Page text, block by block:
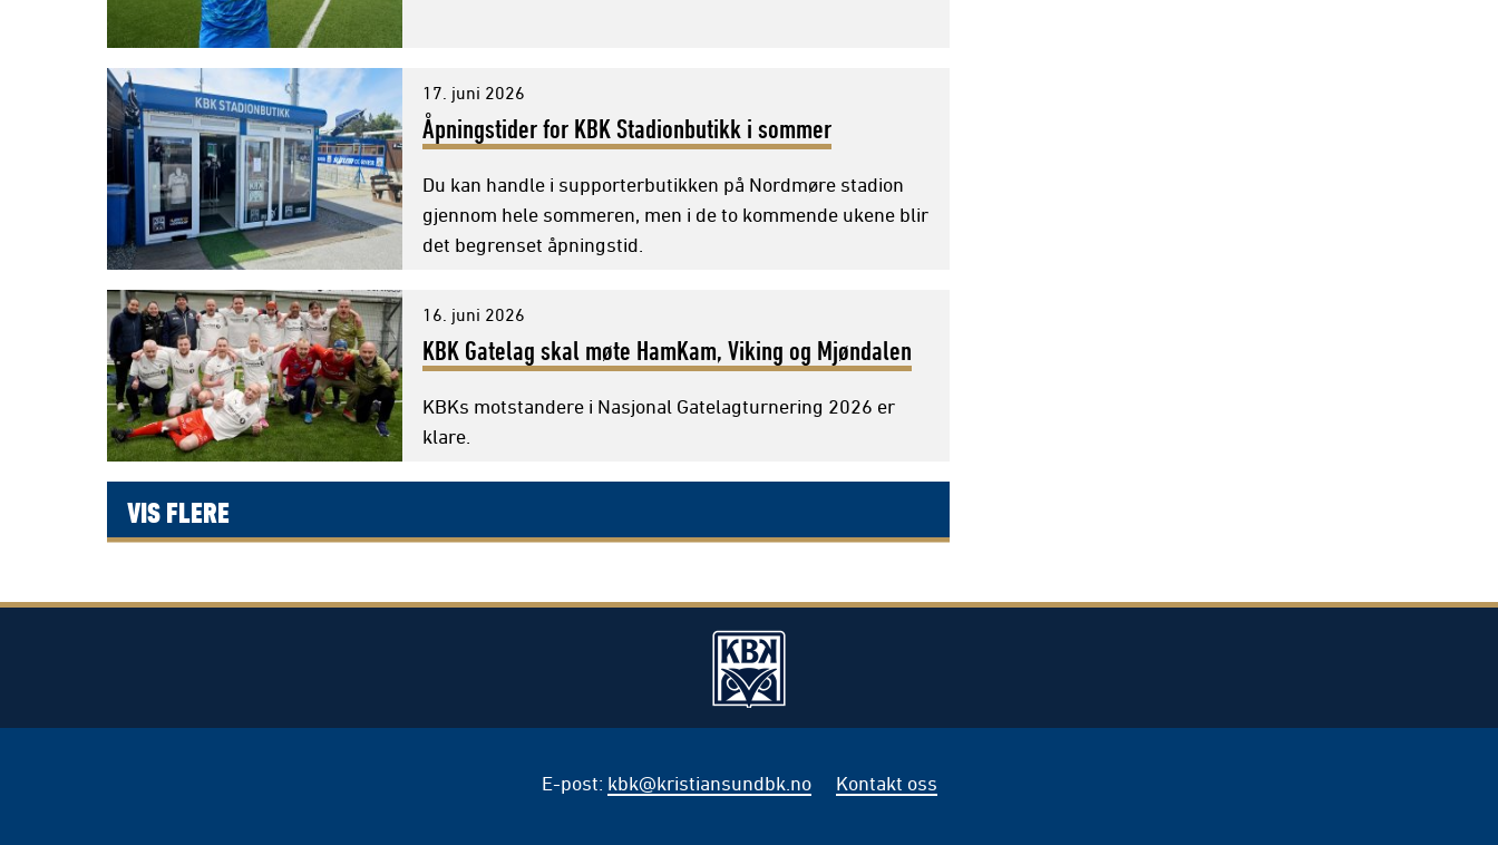
17. juni 2026
Åpningstider for KBK Stadionbutikk i sommer
Du kan handle i supporterbutikken på Nordmøre stadion
gjennom hele sommeren, men i de to kommende ukene blir
det begrenset åpningstid.
16. juni 2026
KBK Gatelag skal møte HamKam, Viking og Mjøndalen
KBKs motstandere i Nasjonal Gatelagturnering 2026 er
klare.
VIS FLERE
E-post: kbk@kristiansundbk.no Kontakt oss